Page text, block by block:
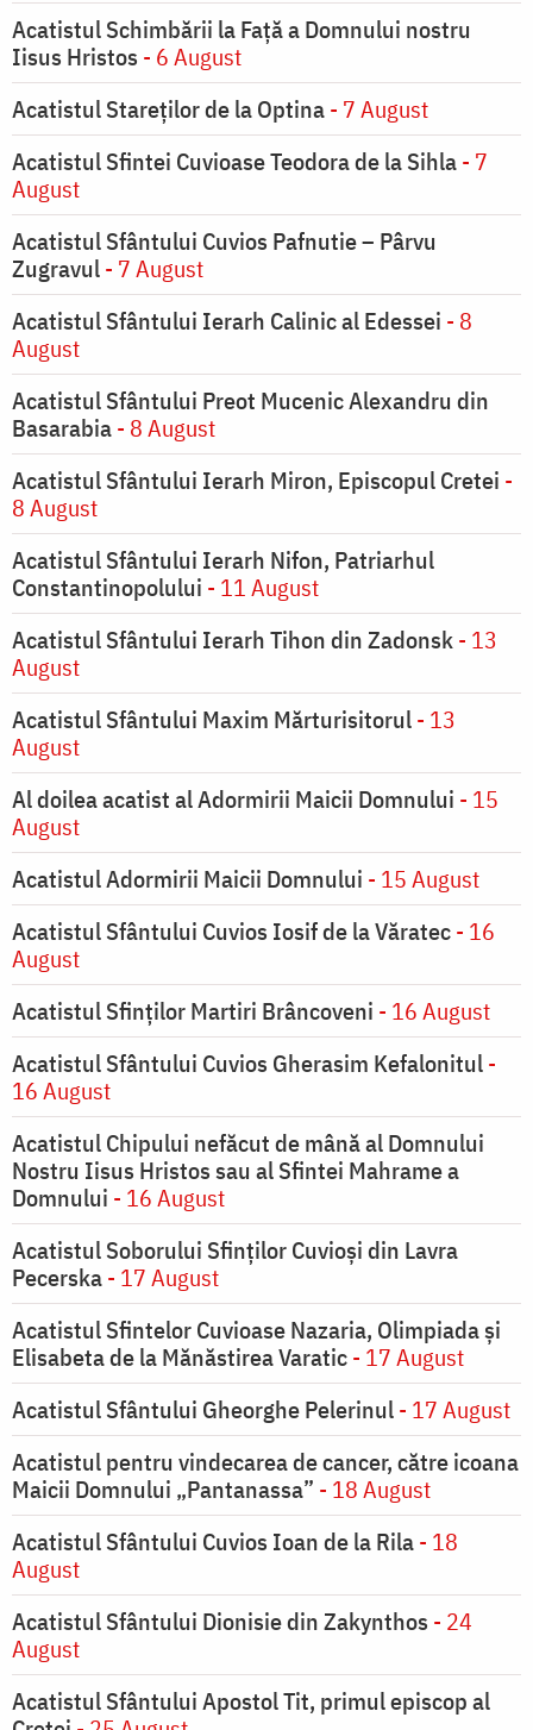
Acatistul Schimbării la Faţă a Domnului nostru
Iisus Hristos - 6 August
Acatistul Stareţilor de la Optina- 7 August
Acatistul Sfintei Cuvioase Teodora de la Sihla- 7
August
Acatistul Sfântului Cuvios Pafnutie – Pârvu
Zugravul- 7 August
Acatistul Sfântului Ierarh Calinic al Edessei - 8
August
Acatistul Sfântului Preot Mucenic Alexandru din
Basarabia- 8 August
Acatistul Sfântului Ierarh Miron, Episcopul Cretei -
8 August
Acatistul Sfântului Ierarh Nifon, Patriarhul
Constantinopolului - 11 August
Acatistul Sfântului Ierarh Tihon din Zadonsk- 13
August
Acatistul Sfântului Maxim Mărturisitorul- 13
August
Al doilea acatist al Adormirii Maicii Domnului - 15
August
Acatistul Adormirii Maicii Domnului - 15 August
Acatistul Sfântului Cuvios Iosif de la Văratec- 16
August
Acatistul Sfinților Martiri Brâncoveni - 16 August
Acatistul Sfântului Cuvios Gherasim Kefalonitul-
16 August
Acatistul Chipului nefăcut de mână al Domnului
Nostru Iisus Hristos sau al Sfintei Mahrame a
Domnului - 16 August
Acatistul Soborului Sfinților Cuvioși din Lavra
Pecerska- 17 August
Acatistul Sfintelor Cuvioase Nazaria, Olimpiada și
Elisabeta de la Mănăstirea Varatic- 17 August
Acatistul Sfântului Gheorghe Pelerinul- 17 August
Acatistul pentru vindecarea de cancer, către icoana
Maicii Domnului „Pantanassa” - 18 August
Acatistul Sfântului Cuvios Ioan de la Rila- 18
August
Acatistul Sfântului Dionisie din Zakynthos - 24
August
Acatistul Sfântului Apostol Tit, primul episcop al